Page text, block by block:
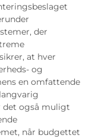
der
at hver
og
en omfattende
også muligt
når budgettet